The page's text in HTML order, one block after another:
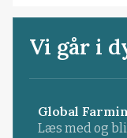
Vi går i
Global
Læs med og